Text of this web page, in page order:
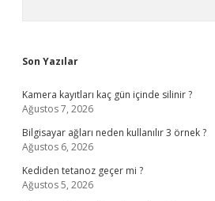
Son Yazılar
Kamera kayıtları kaç gün içinde silinir ?
Ağustos 7, 2026
Bilgisayar ağları neden kullanılır 3 örnek ?
Ağustos 6, 2026
Kediden tetanoz geçer mi ?
Ağustos 5, 2026